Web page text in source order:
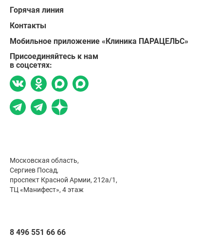
Горячая линия
Контакты
Мобильное приложение «Клиника ПАРАЦЕЛЬС»
Присоединяйтесь к нам
в соцсетях:
Московская область,
Сергиев Посад,
проспект Красной Армии, 212а/1,
ТЦ «Манифест», 4 этаж
8 496 551 66 66